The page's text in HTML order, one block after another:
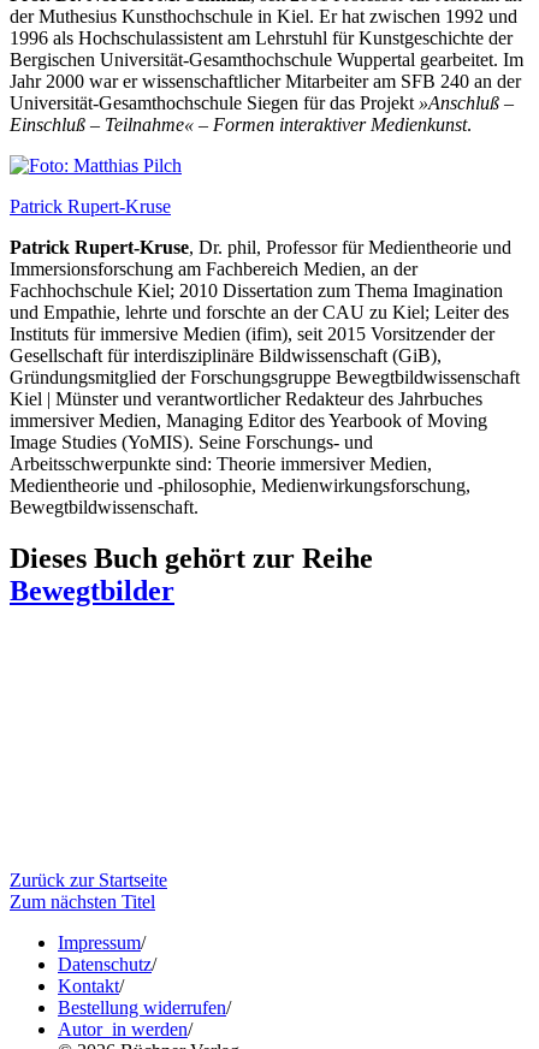
der Muthesius Kunsthochschule in Kiel. Er hat zwischen 1992 und
1996 als Hochschulassistent am Lehrstuhl für Kunstgeschichte der
Bergischen Universität-Gesamthochschule Wuppertal gearbeitet. Im
Jahr 2000 war er wissenschaftlicher Mitarbeiter am SFB 240 an der
Universität-Gesamthochschule Siegen für das Projekt»Anschluß –
Einschluß – Teilnahme« – Formen interaktiver Medienkunst.
Patrick Rupert-Kruse
Patrick Rupert-Kruse, Dr. phil, Professor für Medientheorie und
Immersionsforschung am Fachbereich Medien, an der
Fachhochschule Kiel; 2010 Dissertation zum Thema Imagination
und Empathie, lehrte und forschte an der CAU zu Kiel; Leiter des
Instituts für immersive Medien (ifim), seit 2015 Vorsitzender der
Gesellschaft für interdisziplinäre Bildwissenschaft (GiB),
Gründungsmitglied der Forschungsgruppe Bewegtbildwissenschaft
Kiel | Münster und verantwortlicher Redakteur des Jahrbuches
immersiver Medien, Managing Editor des Yearbook of Moving
Image Studies (YoMIS). Seine Forschungs- und
Arbeitsschwerpunkte sind: Theorie immersiver Medien,
Medientheorie und -philosophie, Medienwirkungsforschung,
Bewegtbildwissenschaft.
Dieses Buch gehört zur Reihe
Bewegtbilder
Zurück zur Startseite
Zum nächsten Titel
Impressum/
Datenschutz/
Kontakt/
Bestellung widerrufen/
Autor_in werden/